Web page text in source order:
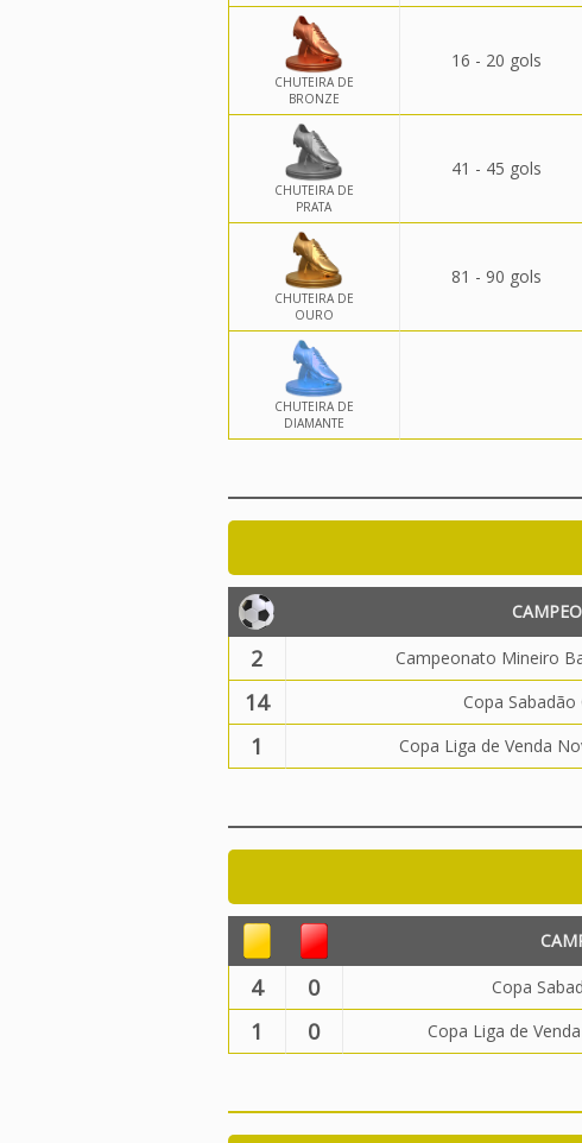
CHUTEIRA DE
BRONZE
16 - 20 gols
CHUTEIRA DE
PRATA
41 - 45 gols
CHUTEIRA DE
OURO
81 - 90 gols
CHUTEIRA DE
DIAMANTE
2 Campeonato Mineiro
14 Copa
1 Copa Liga de Venda
4 0 Copa
1 0 Copa Liga de